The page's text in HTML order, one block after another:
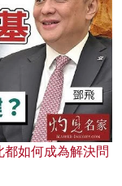
如何成為解決問